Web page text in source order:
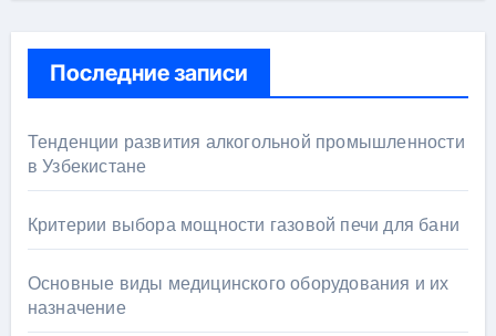
Последние записи
Тенденции развития алкогольной промышленности
в Узбекистане
Критерии выбора мощности газовой печи для бани
Основные виды медицинского оборудования и их
назначение